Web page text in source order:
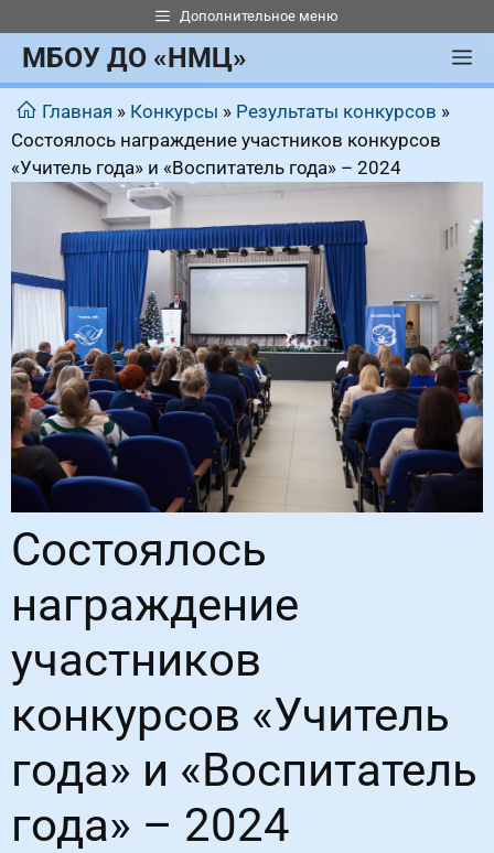
к
содержимому
Дополнительное меню
МБОУ ДО «НМЦ»
Главная » Конкурсы » Результаты конкурсов »
Состоялось награждение участников конкурсов
«Учитель года» и «Воспитатель года» – 2024
Состоялось
награждение
участников
конкурсов «Учитель
года» и «Воспитатель
года» – 2024